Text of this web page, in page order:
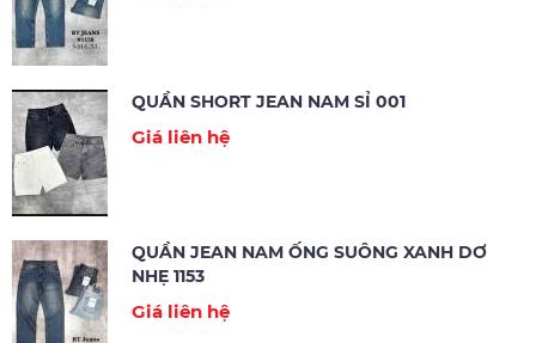
QUẦN SHORT JEAN NAM SỈ 001
Giá liên hệ
QUẦN JEAN NAM ỐNG SUÔNG XANH DƠ
NHẸ 1153
Giá liên hệ